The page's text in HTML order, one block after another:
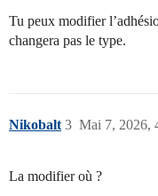
Tu peux modifier
changera pas le type.
Nikobalt Mai 7, 2026,
3
La modifier où ?